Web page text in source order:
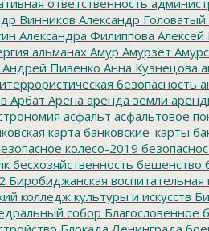
Винников Александр Головатый
Александра Филиппова Алексей
альманах Амур Амурзет
Андрей Пивенко Анна Кузнецова
безопасность
Арбат Арена аренда земли
асфальт асфальтовое
карта банковские_карты
колесо-2019
бесхозяйственность бешенство
Биробиджанская воспитательная
колледж культуры и искусств
собор Благословенное